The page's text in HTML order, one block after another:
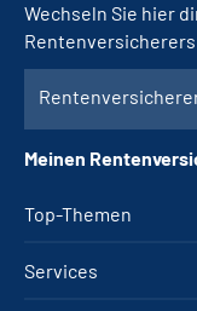
Top-Themen
Services
Wechseln Sie hier
Meinen